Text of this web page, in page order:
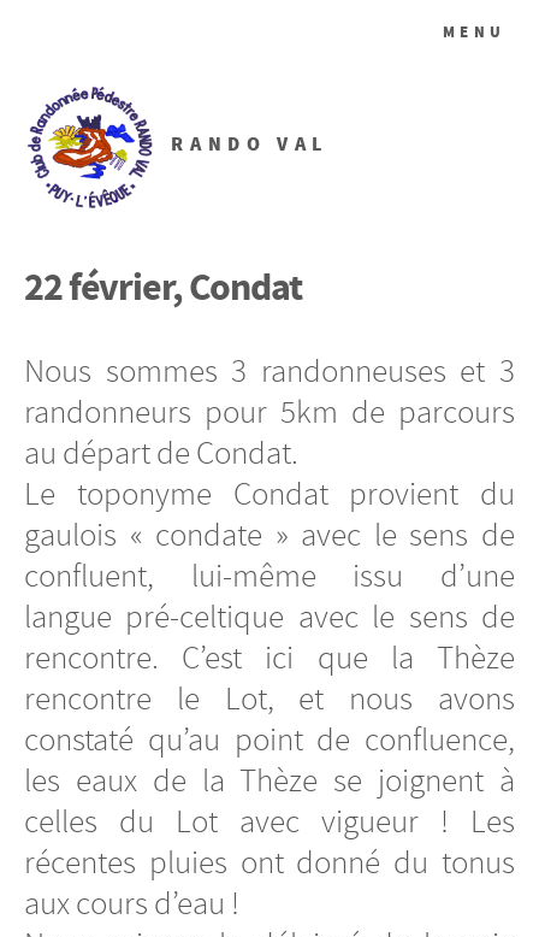
RANDO VAL
MENU
22 février, Condat
Nous sommes 3 randonneuses et 3
randonneurs pour 5km de parcours
au départ de Condat.
Le toponyme Condat provient du
gaulois « condate » avec le sens de
confluent, lui-même issu d’une
langue pré-celtique avec le sens de
rencontre. C’est ici que la Thèze
rencontre le Lot, et nous avons
constaté qu’au point de confluence,
les eaux de la Thèze se joignent à
celles du Lot avec vigueur ! Les
récentes pluies ont donné du tonus
aux cours d’eau !